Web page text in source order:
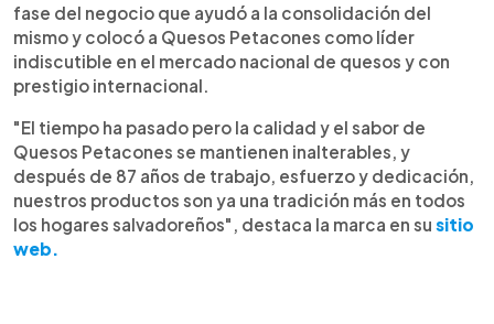
fase del negocio que ayudó a la consolidación del
mismo y colocó a Quesos Petacones como líder
indiscutible en el mercado nacional de quesos y con
prestigio internacional.
"El tiempo ha pasado pero la calidad y el sabor de
Quesos Petacones se mantienen inalterables, y
después de 87 años de trabajo, esfuerzo y dedicación,
nuestros productos son ya una tradición más en todos
los hogares salvadoreños", destaca la marca en su sitio
web.